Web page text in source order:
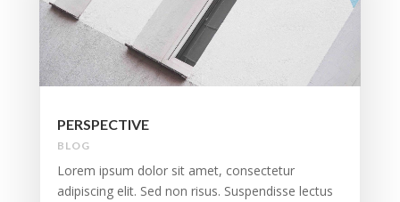
PERSPECTIVE
BLOG
Lorem ipsum dolor sit amet, consectetur
adipiscing elit. Sed non risus. Suspendisse lectus